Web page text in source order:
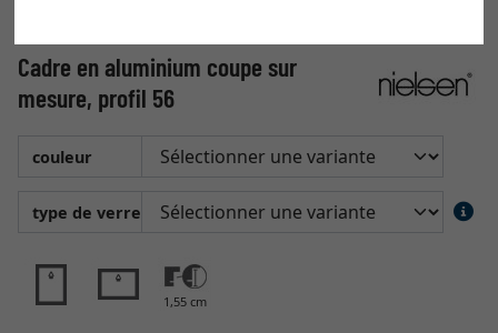
Cadre en aluminium coupe sur
mesure, profil 56
couleur
type de verre
1,55 cm